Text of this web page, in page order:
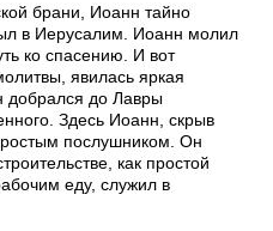
брани, Иоанн тайно
в Иерусалим. Иоанн молил
ко спасению. И вот
явилась яркая
добрался до Лавры
Здесь Иоанн, скрыв
послушником. Он
как простой
еду, служил в